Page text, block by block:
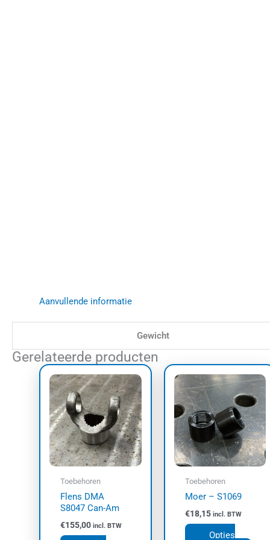
Aanvullende informatie
Gewicht
Gerelateerde producten
Toebehoren
Flens DMA
S8047 Can-Am
€155,00 incl. BTW
Toebehoren
Moer – S1069
€18,15 incl. BTW
Opties
Dit
heeft
Deze
optie